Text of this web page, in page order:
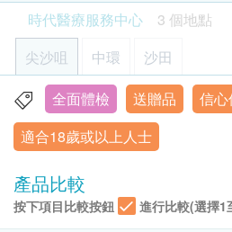
靜臥心電圖
肺功能 重點項目
胸肺X光
3 基本項目
基本健康評估
脈搏率
幽門螺旋菌吹氣測試
可探測胃癌風險
HK$
950.0
乳房X光造影檢查 (只適合40歲以
(只適用於尖沙咀分店進行 及 只
瘤、硬塊或鈣化物等乳房問題 (此
檢查)
上腹部超聲波
注意事項:
- 請詳閱以下「條款及細則」
意事項
凡購買以上健康檢查計劃
圴可
項目,詳情請按"購買"鍵瀏覽或
客戶必須於預約當天出示身
以確認身份。
身體檢查服務計劃有效期為
月內 (由確認付款日期起計)
廢。
訂購一經確認，不設退款。
作天內獲得驗身報告。如有
向醫護人員提出，作出特別
時代醫療服務中心
3 個地點
尖沙咀
中環 沙田
香港九龍尖沙咀彌敦道26號1302-
顯示地圖
星期一至五：9:00a.m. – 1:30p.m.;
星期六︰9:00a.m. – 6:30p.m.
星期日及公眾假期︰休息
全面體檢 送贈品
信心
適合18歲或以上人士
產品比較
按下項目比較按鈕 進行比較(選擇1